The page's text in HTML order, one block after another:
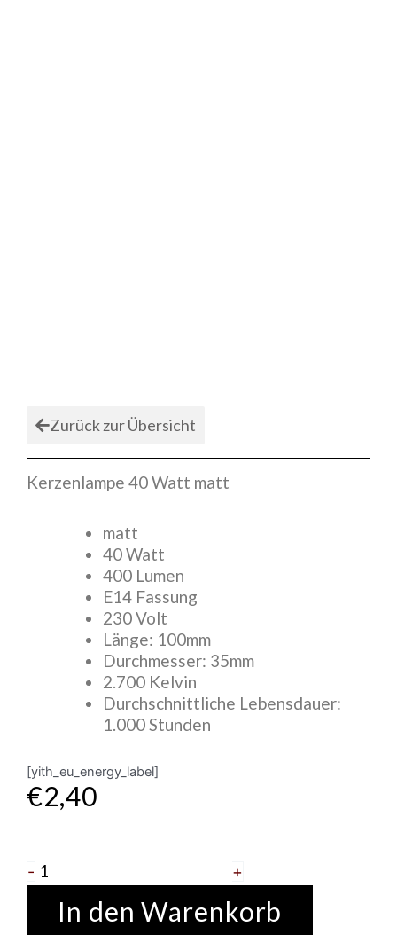
Zurück zur Übersicht
Kerzenlampe 40 Watt matt
matt
40 Watt
400 Lumen
E14 Fassung
230 Volt
Länge: 100mm
Durchmesser: 35mm
2.700 Kelvin
Durchschnittliche Lebensdauer:
1.000 Stunden
[yith_eu_energy_label]
€2,40
- Kerzenlampe
40
Watt
+
In den Warenkorb